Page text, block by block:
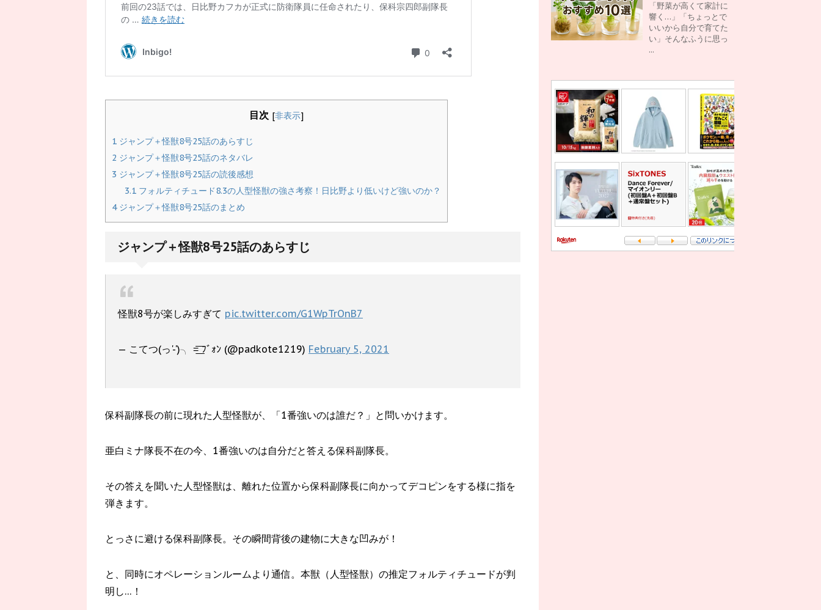
目次 [非表示]
1 ジャンプ＋怪獣8号25話のあらすじ
2 ジャンプ＋怪獣8号25話のネタバレ
3 ジャンプ＋怪獣8号25話の読後感想
3.1 フォルティチュード8.3の人型怪獣の強さ考察！日比野より低いけど強いのか？
4ジャンプ＋怪獣8号25話のまとめ
ジャンプ＋怪獣8号25話のあらすじ
怪獣8号が楽しみすぎて pic.twitter.com/G1WpTrOnB7
— こてつ(っ'-')╮ =͟͟͞͞ ﾌﾞｫﾝ (@padkote1219) February 5, 2021
保科副隊長の前に現れた人型怪獣が、「1番強いのは誰だ？」と問いかけます。
亜白ミナ隊長不在の今、1番強いのは自分だと答える保科副隊長。
その答えを聞いた人型怪獣は、離れた位置から保科副隊長に向かってデコピンをする様に指を
弾きます。
とっさに避ける保科副隊長。その瞬間背後の建物に大きな凹みが！
と、同時にオペレーションルームより通信。本獣（人型怪獣）の推定フォルティチュードが判
明し…！
「野菜が高くて家計に
響く…」「ちょっとで
いいから自分で育てた
い」そんなふうに思っ
...